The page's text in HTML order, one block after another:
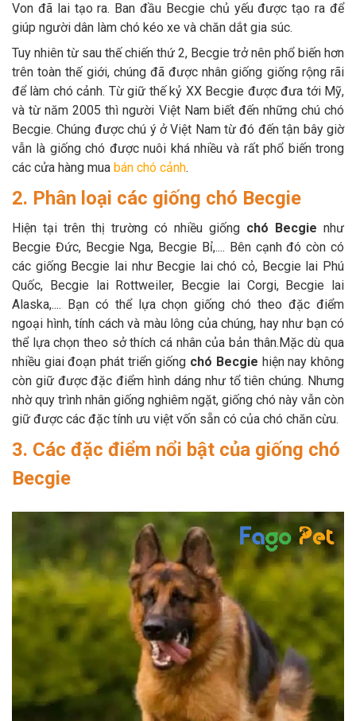
Von đã lai tạo ra. Ban đầu Becgie chủ yếu được tạo ra để
giúp người dân làm chó kéo xe và chăn dắt gia súc.
Tuy nhiên từ sau thế chiến thứ 2, Becgie trở nên phổ biến hơn
trên toàn thế giới, chúng đã được nhân giống giống rộng rãi
để làm chó cảnh. Từ giữ thế kỷ XX Becgie được đưa tới Mỹ,
và từ năm 2005 thì người Việt Nam biết đến những chú chó
Becgie. Chúng được chú ý ở Việt Nam từ đó đến tận bây giờ
vẫn là giống chó được nuôi khá nhiều và rất phổ biến trong
các cửa hàng mua bán chó cảnh.
2. Phân loại các giống chó Becgie
Hiện tại trên thị trường có nhiều giống chó Becgie như
Becgie Đức, Becgie Nga, Becgie Bỉ,.... Bên cạnh đó còn có
các giống Becgie lai như Becgie lai chó cỏ, Becgie lai Phú
Quốc, Becgie lai Rottweiler, Becgie lai Corgi, Becgie lai
Alaska,.... Bạn có thể lựa chọn giống chó theo đặc điểm
ngoại hình, tính cách và màu lông của chúng, hay như bạn có
thể lựa chọn theo sở thích cá nhân của bản thân.Mặc dù qua
nhiều giai đoạn phát triển giống chó Becgie hiện nay không
còn giữ được đặc điểm hình dáng như tổ tiên chúng. Nhưng
nhờ quy trình nhân giống nghiêm ngặt, giống chó này vẫn còn
giữ được các đặc tính ưu việt vốn sẵn có của chó chăn cừu.
3. Các đặc điểm nổi bật của giống chó
Becgie